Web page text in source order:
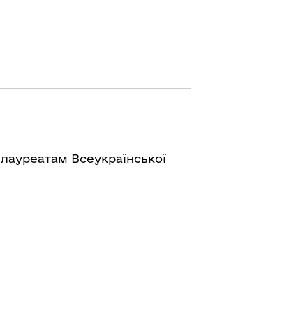
Всеукраїнської